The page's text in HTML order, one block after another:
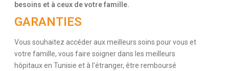
besoins et à ceux de votre famille.
GARANTIES
Vous souhaitez accéder aux meilleurs soins pour vous et
votre famille, vous faire soigner dans les meilleurs
hôpitaux en Tunisie et à l'étranger, être remboursé